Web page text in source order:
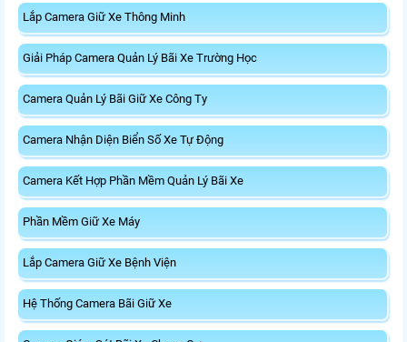
Lắp Camera Giữ Xe Thông Minh
Giải Pháp Camera Quản Lý Bãi Xe Trường Học
Camera Quản Lý Bãi Giữ Xe Công Ty
Camera Nhận Diện Biển Số Xe Tự Động
Camera Kết Hợp Phần Mềm Quản Lý Bãi Xe
Phần Mềm Giữ Xe Máy
Lắp Camera Giữ Xe Bệnh Viện
Hệ Thống Camera Bãi Giữ Xe